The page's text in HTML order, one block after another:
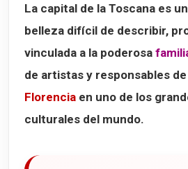
Hotel Alba
Dónde comer en
Ristorante
Trattoria ZaZa
Osteria Santo
La capital de la Toscana es
belleza difícil de describir,
vinculada a la poderosa
de artistas y responsables
Florencia en uno de los
culturales del mundo.